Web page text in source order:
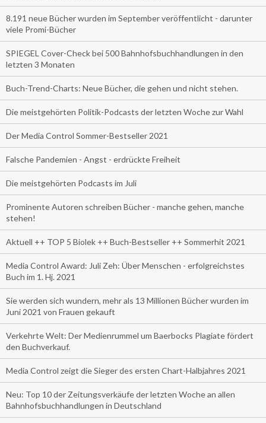
8.191 neue Bücher wurden im September veröffentlicht - darunter
viele Promi-Bücher
SPIEGEL Cover-Check bei 500 Bahnhofsbuchhandlungen in den
letzten 3 Monaten
Buch-Trend-Charts: Neue Bücher, die gehen und nicht stehen.
Die meistgehörten Politik-Podcasts der letzten Woche zur Wahl
Der Media Control Sommer-Bestseller 2021
Falsche Pandemien - Angst - erdrückte Freiheit
Die meistgehörten Podcasts im Juli
Prominente Autoren schreiben Bücher - manche gehen, manche
stehen!
Aktuell ++ TOP 5 Biolek ++ Buch-Bestseller ++ Sommerhit 2021
Media Control Award: Juli Zeh: Über Menschen - erfolgreichstes
Buch im 1. Hj. 2021
Sie werden sich wundern, mehr als 13 Millionen Bücher wurden im
Juni 2021 von Frauen gekauft
Verkehrte Welt: Der Medienrummel um Baerbocks Plagiate fördert
den Buchverkauf.
Media Control zeigt die Sieger des ersten Chart-Halbjahres 2021
Neu: Top 10 der Zeitungsverkäufe der letzten Woche an allen
Bahnhofsbuchhandlungen in Deutschland